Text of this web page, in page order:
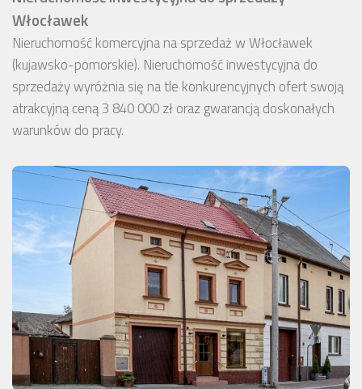
Włocławek
Nieruchomość komercyjna na sprzedaż w Włocławek
(kujawsko-pomorskie). Nieruchomość inwestycyjna do
sprzedaży wyróżnia się na tle konkurencyjnych ofert swoją
atrakcyjną ceną 3 840 000 zł oraz gwarancją doskonałych
warunków do pracy.